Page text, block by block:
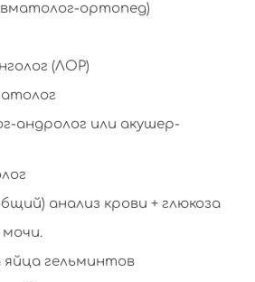
ортопед)
(ЛОР)
андролог или акушер-
анализ крови + глюкоза
яйца гельминтов